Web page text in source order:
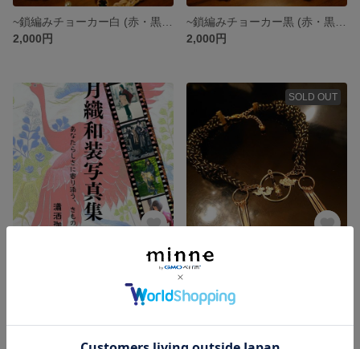
2,000円
2,000円
SOLD OUT
鎖編みチョーカー豪華版(黒金)